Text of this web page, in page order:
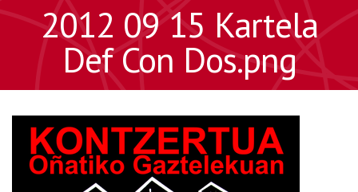
2012 09 15 Kartela
Def Con Dos.png